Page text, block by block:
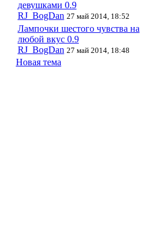
девушками 0.9
RJ_BogDan 27 май 2014, 18:52
Лампочки шестого чувства на
любой вкус 0.9
RJ_BogDan 27 май 2014, 18:48
Новая тема